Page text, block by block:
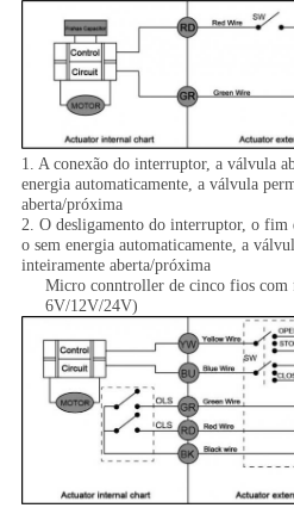
1. A conexão do interruptor, a válvula
energia automaticamente, a válvula
aberta/próxima
2. O desligamento do interruptor, o fim
o sem energia automaticamente, a
inteiramente aberta/próxima
Micro conntroller de cinco fios com
6V/12V/24V)